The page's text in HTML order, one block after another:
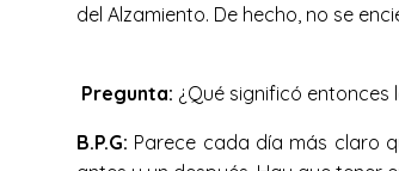
del Alzamiento. De hecho, no se
Pregunta: ¿Qué significó entonces
B.P.G: Parece cada día más claro